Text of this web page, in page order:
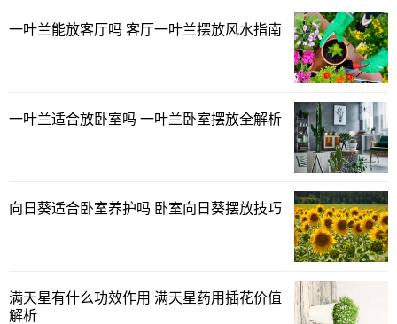
度的情况下，蔬菜就能发芽生长。每天早晚关上窗户，中午
太阳充足的情况下开窗通风换气。
其实，把蔬菜种好首先土壤是关键，阳台上使用的肥料就
要选择有机质丰富的土壤，追肥时要选择无味肥料防止污染
室内空气。
在阳台上种植蔬菜完全是为了提高观赏价值，实用性比较
效果稍差会影响坐果率，在开花期应进行人工授粉提高坐果
内容，绿植爱好网友们不妨在这方面予以借鉴
一叶兰能放客厅吗 客厅一叶兰摆放风水指南
一叶兰适合放卧室吗 一叶兰卧室摆放全解析
向日葵适合卧室养护吗 卧室向日葵摆放技巧
满天星有什么功效作用 满天星药用插花价值
解析